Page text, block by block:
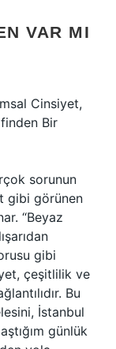
VAR MI
Cinsiyet,
Bir
sorunun
gibi görünen
“Beyaz
gibi
çeşitlilik ve
Bu
İstanbul
günlük